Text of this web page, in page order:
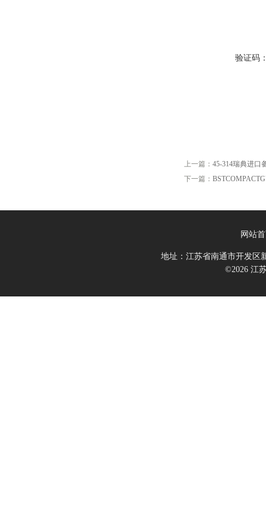
验证码
上一篇： 45-314瑞典进口
下一篇：
网站
地址：江苏省南通市开发区
©2026 江